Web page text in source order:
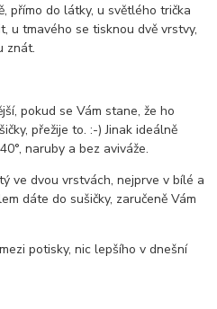
přímo do látky, u světlého trička
u tmavého se tisknou dvě vrstvy,
znát.
pokud se Vám stane, že ho
přežije to. :-) Jinak ideálně
naruby a bez aviváže.
ve dvou vrstvách, nejprve v bílé a
dáte do sušičky, zaručeně Vám
potisky, nic lepšího v dnešní